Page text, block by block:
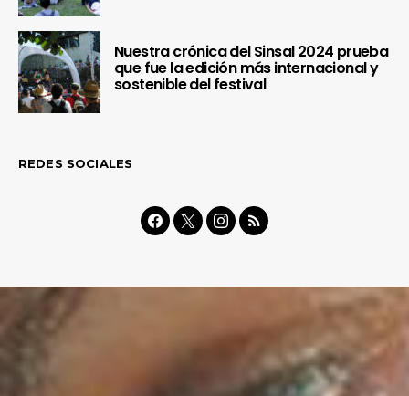
Nuestra crónica del Sinsal 2024 prueba
que fue la edición más internacional y
sostenible del festival
REDES SOCIALES